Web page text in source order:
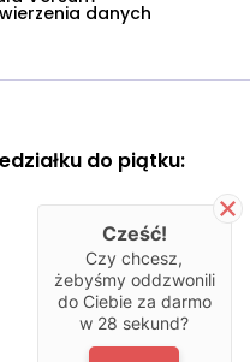
danych
do piątku:
Cześć!
Czy chcesz,
żebyśmy oddzwonili
do Ciebie za darmo
w 28 sekund?